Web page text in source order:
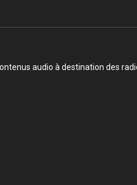
audio à destination des